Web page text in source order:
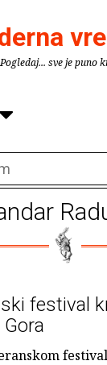
Pogledaj... sve je puno
festival